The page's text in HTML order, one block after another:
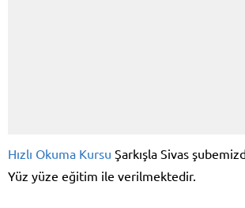
Hızlı Okuma Kursu Şarkışla Sivas
Yüz yüze eğitim ile verilmektedir.